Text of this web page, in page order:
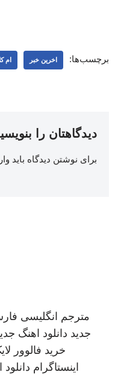
برچسب‌ها: اخرین خبر ام
دیدگاهتان را
برای نوشتن دیدگاه باید
مترجم انگلیسی
جدید دانلود اهنگ
خرید فالوور
اینستاگرام